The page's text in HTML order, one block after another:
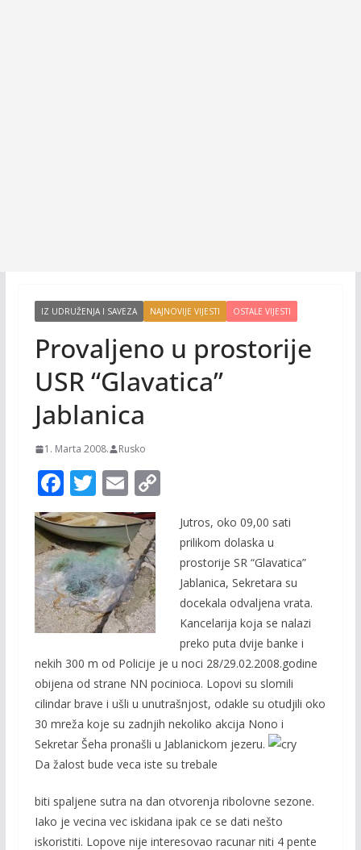
IZ UDRUŽENJA I SAVEZA NAJNOVIJE VIJESTI OSTALE VIJESTI
Provaljeno u prostorije
USR “Glavatica”
Jablanica
1. Marta 2008. Rusko
F
ac
e
b
o
o
k
T
w
itt
er
E
m
ai
l
C
Li
Jutros, oko 09,00 sati
prilikom dolaska u
prostorije SR “Glavatica”
Jablanica, Sekretara su
docekala odvaljena vrata.
Kancelarija koja se nalazi
preko puta dvije banke i
nekih 300 m od Policije je u noci 28/29.02.2008.godine
obijena od strane NN pocinioca. Lopovi su slomili
cilindar brave i ušli u unutrašnjost, odakle su otudjili oko
30 mreža koje su zadnjih nekoliko akcija Nono i
Sekretar Šeha pronašli u Jablanickom jezeru.
Da žalost bude veca iste su trebale
biti spaljene sutra na dan otvorenja ribolovne sezone.
Iako je vecina vec iskidana ipak ce se dati nešto
iskoristiti. Lopove nije interesovao racunar niti 4 pente